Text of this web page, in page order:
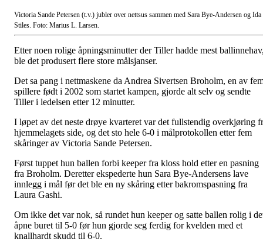
Victoria Sande Petersen (t.v.) jubler over nettsus sammen med Sara Bye-Andersen og Ida
Stiles. Foto: Marius L. Larsen.
Etter noen rolige åpningsminutter der Tiller hadde mest
ble det produsert flere store målsjanser.
Det sa pang i nettmaskene da Andrea Sivertsen Broholm, en av
spillere født i 2002 som startet kampen, gjorde alt selv og sendte
Tiller i ledelsen etter 12 minutter.
I løpet av det neste drøye kvarteret var det fullstendig overkjøring
hjemmelagets side, og det sto hele 6-0 i målprotokollen etter fem
skåringer av Victoria Sande Petersen.
Først tuppet hun ballen forbi keeper fra kloss hold etter en pasning
fra Broholm. Deretter ekspederte hun Sara Bye-Andersens lave
innlegg i mål før det ble en ny skåring etter bakromspasning fra
Laura Gashi.
Om ikke det var nok, så rundet hun keeper og satte ballen rolig i
åpne buret til 5-0 før hun gjorde seg ferdig for kvelden med et
knallhardt skudd til 6-0.